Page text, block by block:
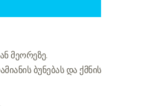
მეორეზე.
ბუნებას და ქმნის